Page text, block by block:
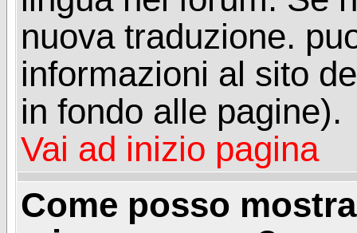
nuova traduzione.
informazioni al sito
in fondo alle pagine).
Vai ad inizio pagina
Come posso